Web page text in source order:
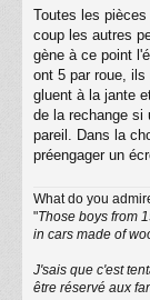
Toutes les
coup les autres
gène à ce point
ont 5 par roue,
gluent à la jante
de la rechange si
pareil. Dans la
préengager un
What do you
"Those boys from
in cars made of
J'sais que c'est
être réservé aux